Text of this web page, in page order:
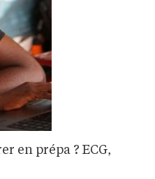
en prépa ? ECG,